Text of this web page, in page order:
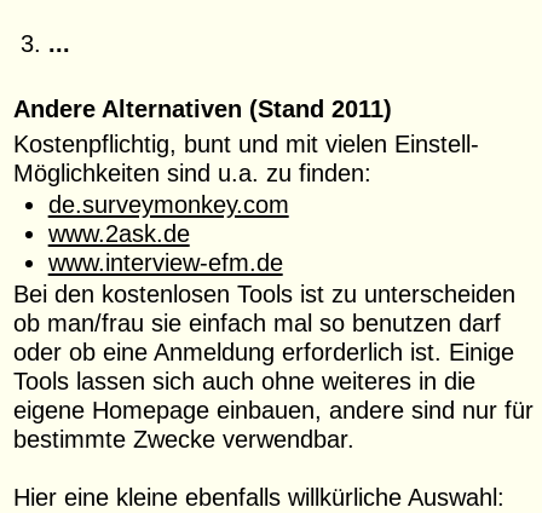
...
Andere Alternativen (Stand 2011)
Kostenpflichtig, bunt und mit vielen Einstell-
Möglichkeiten sind u.a. zu finden:
de.surveymonkey.com
www.2ask.de
www.interview-efm.de
Bei den kostenlosen Tools ist zu unterscheiden
ob man/frau sie einfach mal so benutzen darf
oder ob eine Anmeldung erforderlich ist. Einige
Tools lassen sich auch ohne weiteres in die
eigene Homepage einbauen, andere sind nur für
bestimmte Zwecke verwendbar.
Hier eine kleine ebenfalls willkürliche Auswahl: